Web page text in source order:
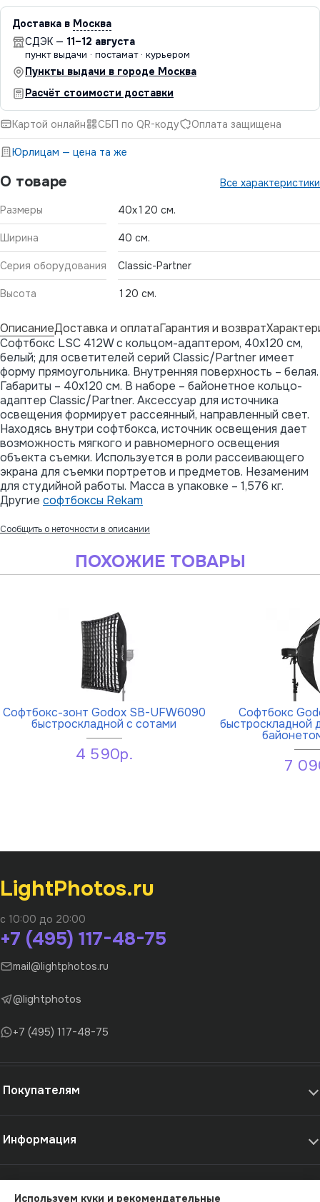
О товаре Все характеристики
Размеры 40x120 см.
Ширина 40 см.
Серия оборудования Classic-Partner
Высота 120 см.
Доставка в Москва
СДЭК — 11–12 августа
пункт выдачи · постамат · курьером
Пункты выдачи в городе Москва
Расчёт стоимости доставки
Картой онлайн СБП по QR-коду Оплата защищена
Юрлицам — цена та же
ОписаниеДоставка и оплатаГарантия и возврат
Софтбокс LSC 412W с кольцом-адаптером, 40х120 см,
белый; для осветителей серий Classic/Partner имеет
форму прямоугольника. Внутренняя поверхность – белая.
Габариты – 40х120 см. В наборе – байонетное кольцо-
адаптер Classic/Partner. Аксессуар для источника
освещения формирует рассеянный, направленный свет.
Находясь внутри софтбокса, источник освещения дает
возможность мягкого и равномерного освещения
объекта съемки. Используется в роли рассеивающего
экрана для съемки портретов и предметов. Незаменим
для студийной работы. Масса в упаковке – 1,576 кг.
Другие софтбоксы Rekam
Сообщить о неточности в описании
ПОХОЖИЕ ТОВАРЫ
Софтбокс-зонт Godox SB-UFW6090
быстроскладной с сотами
4 590р.
Софтбокс
быстроскладной
7
LightPhotos.ru
с 10:00 до 20:00
+7 (495) 117-48-75
mail@lightphotos.ru
@lightphotos
+7 (495) 117-48-75
Покупателям
Информация
Используем куки и рекомендательные